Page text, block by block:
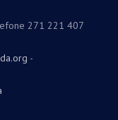
271 221 407
-